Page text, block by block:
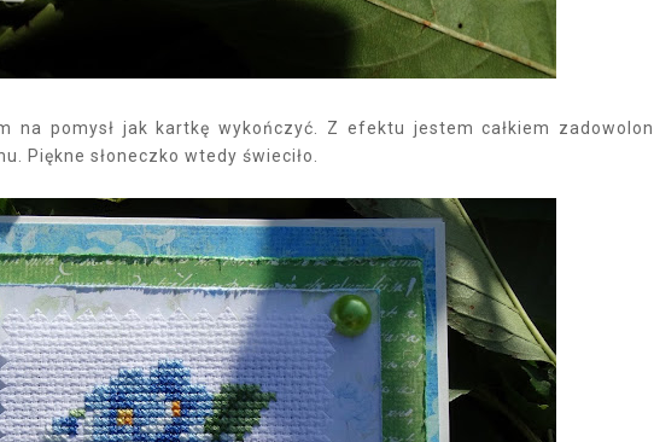
na pomysł jak kartkę wykończyć. Z efektu jestem całkiem
Piękne słoneczko wtedy świeciło.